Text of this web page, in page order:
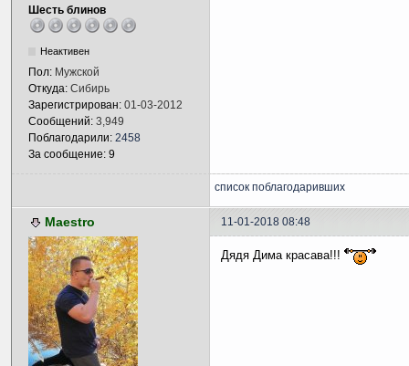
Шесть блинов
Неактивен
Пол: Мужской
Откуда: Сибирь
Зарегистрирован: 01-03-2012
Сообщений: 3,949
Поблагодарили: 2458
За сообщение: 9
список поблагодаривших
Maestro 11-01-2018 08:48
Дядя Дима красава!!!